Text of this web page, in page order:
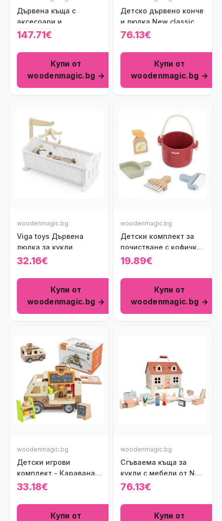
Дървена къща с
аксесоари и
семейство кукли
147.71€
Купи от
woodenmagic.bg →
Детско дървено конче
и люлка New classic
toys
76.13€
Купи от
woodenmagic.bg →
woodenmagic.bg
Viga toys Дървена
люлка за кукли
32.16€
Купи от
woodenmagic.bg →
woodenmagic.bg
Детски комплект за
почистване с кофичка
Viga Toys
19.89€
Купи от
woodenmagic.bg →
woodenmagic.bg
Детски игрови
комплект - Каравана
за кафе
33.18€
Купи от
woodenmagic.bg
Сгъваема къща за
кукли с мебели от New
classic toys
76.13€
Купи от